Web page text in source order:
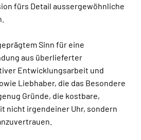
fürs Detail aussergewöhnliche
Sinn für eine
aus überlieferter
Entwicklungsarbeit und
Liebhaber, die das Besondere
Gründe, die kostbare,
nicht irgendeiner Uhr, sondern